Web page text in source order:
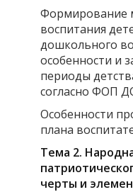
Формирование
воспитания
дошкольного
особенности и
периоды
согласно ФОП
Особенности
плана
Тема 2.
черты и